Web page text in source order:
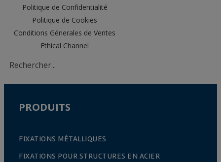
Politique de Confidentialité
Politique de Cookies
Conditions Génerales de Ventes
Ethical Channel
PRODUITS
FIXATIONS MÉTALLIQUES
FIXATIONS POUR STRUCTURES EN ACIER